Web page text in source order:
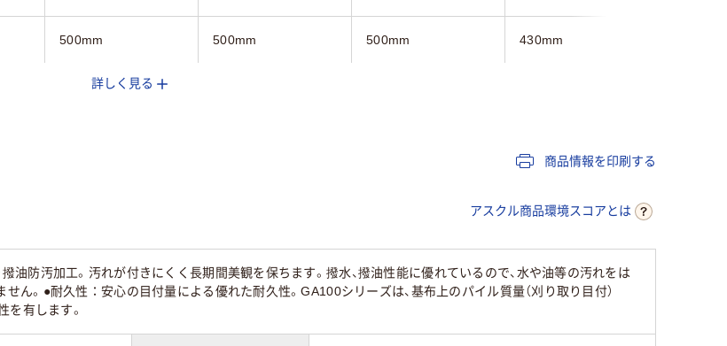
500mm 500mm 500mm 430mm
500mm詳しく見る
商品情報を印刷する
アスクル商品環境スコアとは
油防汚加工。汚れが付きにくく長期間美観を保ちます。撥水、撥油性能に優れているので、水や油等の汚れをは
せん。●耐久性：安心の目付量による優れた耐久性。GA100シリーズは、基布上のパイル質量（刈り取り目付）
を有します。